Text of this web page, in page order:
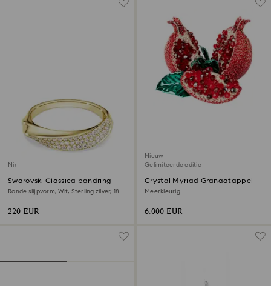
Nieuw
Swarovski Classica bandring
Ronde slijpvorm, Wit, ‎Sterling zilver, 18k
220 EUR
Nieuw
Gelimiteerde editie
Crystal Myriad Granaatappel
Meerkleurig
6.000 EUR